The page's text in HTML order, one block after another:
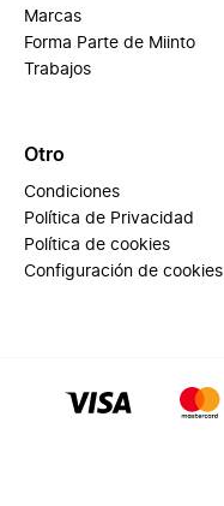
Marcas
Forma Parte de Miinto
Trabajos
Otro
Condiciones
Política de Privacidad
Política de cookies
Configuración de cookies